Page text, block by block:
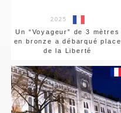
2025
Un “Voyageur” de 3 mètres
en bronze a débarqué place
de la Liberté